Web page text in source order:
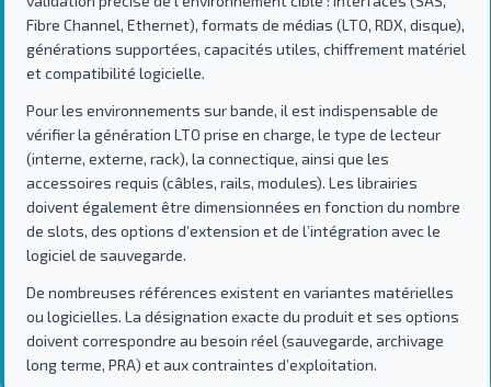
Fibre Channel, Ethernet), formats de médias (LTO, RDX, disque),
générations supportées, capacités utiles, chiffrement matériel
et compatibilité logicielle.
Pour les environnements sur bande, il est indispensable de
vérifier la génération LTO prise en charge, le type de lecteur
(interne, externe, rack), la connectique, ainsi que les
accessoires requis (câbles, rails, modules). Les librairies
doivent également être dimensionnées en fonction du nombre
de slots, des options d’extension et de l’intégration avec le
logiciel de sauvegarde.
De nombreuses références existent en variantes matérielles
ou logicielles. La désignation exacte du produit et ses options
doivent correspondre au besoin réel (sauvegarde, archivage
long terme, PRA) et aux contraintes d’exploitation.